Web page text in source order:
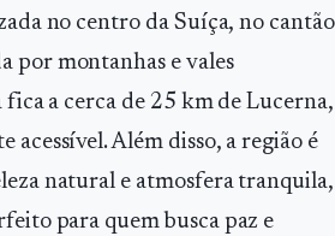
no centro da Suíça, no cantão
por montanhas e vales
fica a cerca de 25 km de Lucerna,
acessível. Além disso, a região é
natural e atmosfera tranquila,
para quem busca paz e